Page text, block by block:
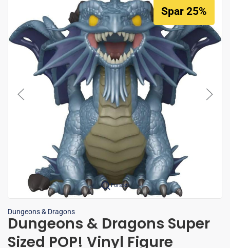
Forstør
Spar 25%
Dungeons & Dragons
Dungeons & Dragons Super
Sized POP! Vinyl Figure